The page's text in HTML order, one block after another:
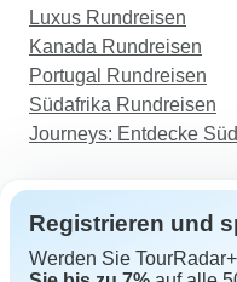
Luxus Rundreisen
Kanada Rundreisen
Portugal Rundreisen
Südafrika Rundreisen
Journeys: Entdecke
Support
Registrieren und
Werden Sie